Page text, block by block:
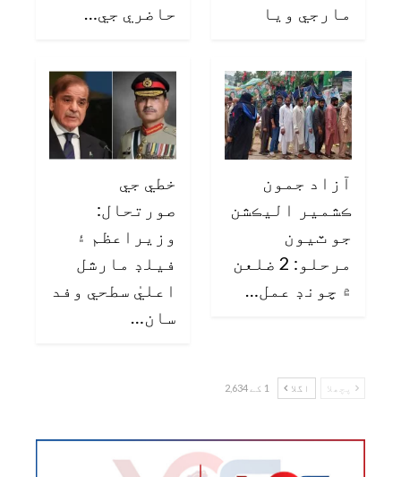
مارجي ويا
حاضري جي…
آزاد جمون
ڪشمير اليڪشن
جو ٽيون
مرحلو: 2 ضلعن
۾ چونڊ عمل…
خطي جي
صورتحال:
وزيراعظم ۽
فيلڊ مارشل
اعليٰ سطحي وفد
سان…
پچھلا اگلا 1 کے 2,634